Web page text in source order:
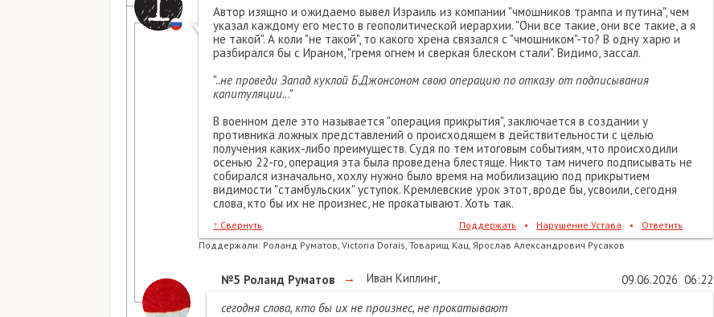
Автор изящно и ожидаемо вывел Израиль из компании "чмошников трампа и путина", чем
указал каждому его место в геополитической иерархии. "Они все такие, они все такие, а я
не такой". А коли "не такой", то какого хрена связался с "чмошником"-то? В одну харю и
разбирался бы с Ираном, "гремя огнем и сверкая блеском стали". Видимо, зассал.
"..не проведи Запад куклой Б.Джонсоном свою операцию по отказу от подписывания
капитуляции..."
В военном деле это называется "операция прикрытия", заключается в создании у
противника ложных представлений о происходящем в действительности с целью
получения каких-либо преимуществ. Судя по тем итоговым событиям, что происходили
осенью 22-го, операция эта была проведена блестяще. Никто там ничего подписывать не
собирался изначально, хохлу нужно было время на мобилизацию под прикрытием
видимости "стамбульских" уступок. Кремлевские урок этот, вроде бы, усвоили, сегодня
слова, кто бы их не произнес, не прокатывают. Хоть так.
↑ Свернуть Поддержать • Нарушение Устава •
Ответить
Поддержали: Роланд Руматов, Victoria Dorais, Товарищ Кац, Ярослав Александрович Русаков
№5 Роланд Руматов → Иван Киплинг, 09.06.2026 06:22
сегодня слова, кто бы их не произнес, не прокатывают